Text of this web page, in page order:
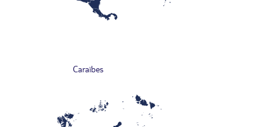
Caraïbes